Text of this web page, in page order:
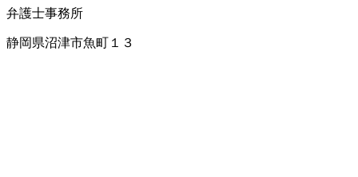
弁護士事務所
静岡県沼津市魚町１３